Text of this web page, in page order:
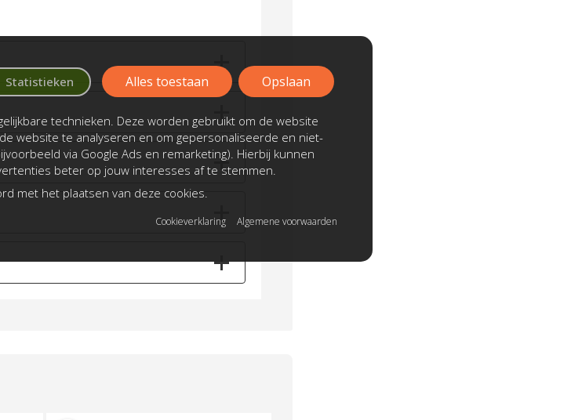
Statistieken
technieken. Deze worden gebruikt om de website
website te analyseren en om gepersonaliseerde en niet-
via Google Ads en remarketing). Hierbij kunnen
beter op jouw interesses af te stemmen.
met het plaatsen van deze cookies.
Alles toestaan Opslaan
Cookieverklaring Algemene voorwaarden